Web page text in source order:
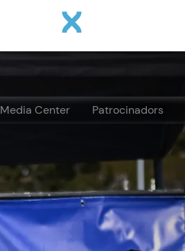
Vés al contingut
Media Center Patrocinadors